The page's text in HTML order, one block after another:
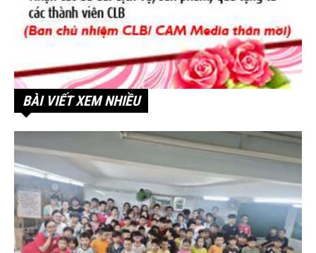
BÀI VIẾT XEM NHIỀU